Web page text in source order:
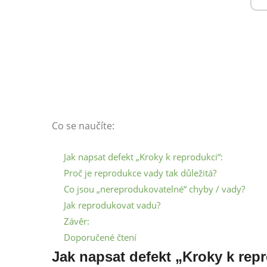
Co se naučíte:
Jak napsat defekt „Kroky k reprodukci“:
Proč je reprodukce vady tak důležitá?
Co jsou „nereprodukovatelné“ chyby / vady?
Jak reprodukovat vadu?
Závěr:
Doporučené čtení
Jak napsat defekt „Kroky k